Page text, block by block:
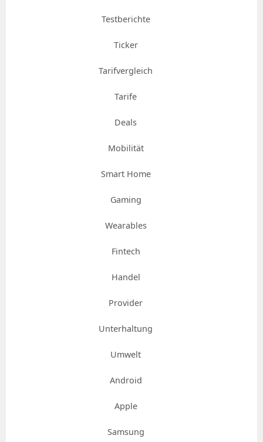
Testberichte
Ticker
Tarifvergleich
Tarife
Deals
Mobilität
Smart Home
Gaming
Wearables
Fintech
Handel
Provider
Unterhaltung
Umwelt
Android
Apple
Samsung